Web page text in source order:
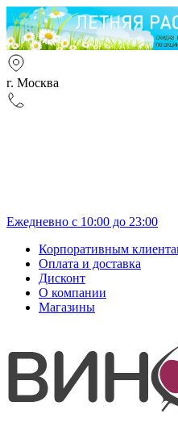
г. Москва
Ежедневно с 10:00 до 23:00
Корпоративным
Оплата и доставка
Дисконт
О компании
Магазины